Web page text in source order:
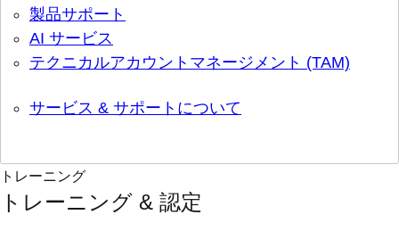
製品サポート
AI サービス
テクニカルアカウントマネージメント (TAM)
サービス & サポートについて
トレーニング
トレーニング & 認定